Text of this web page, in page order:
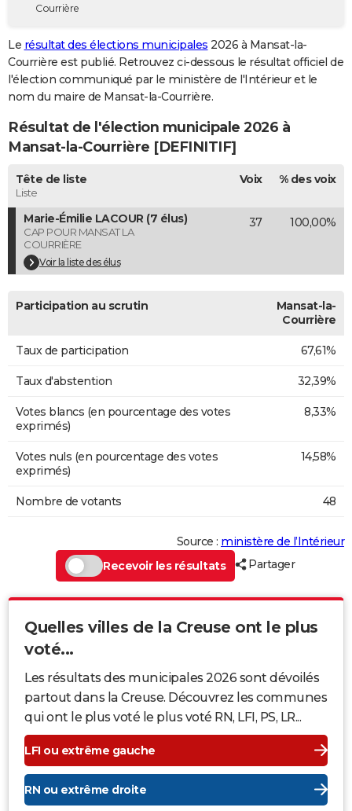
Destinations
City break
Voyage nature
Voyage de noces
Forum
GUIDES D'ACHAT
BONS PLANS
Carte de Noël
Carte Bonne année
Carte Saint-Valentin
Carte Pâques
Carte d'anniversaire
DICTIONNAIRE
Dictionnaire
Biographies
Citations
Expressions
Proverbes
PROGRAMME TV
COPAINS D'AVANT
S'inscrire
Se connecter
Lycées
Collèges
Primaires
Universités
Entreprises
Service militaire
Avis de recherche
AVIS DE DÉCÈS
FORUM
Bricolage
Lifestyle
Culture
Sport
Auto
Television
Voyage
Cinema
Courrière
Le résultat des élections municipales 2026 à Mansat-la-
Courrière est publié. Retrouvez ci-dessous le résultat officiel de
l'élection communiqué par le ministère de l'Intérieur et le
nom du maire de Mansat-la-Courrière.
Résultat de l'élection municipale 2026 à
Mansat-la-Courrière [DEFINITIF]
Tête de liste
Liste
Voix % des voix
Marie-Émilie LACOUR (7 élus)
CAP POUR MANSAT LA
COURRIÈRE
Voir la liste des élus
37 100,00%
Participation au scrutin
Mansat-la-
Courrière
Taux de participation 67,61%
Taux d'abstention 32,39%
Votes blancs (en pourcentage des votes
exprimés)
8,33%
Votes nuls (en pourcentage des votes
exprimés)
14,58%
Nombre de votants 48
Source : ministère de l’Intérieur
Recevoir les résultats
Partager
Quelles villes de la Creuse ont le plus
voté...
Les résultats des municipales 2026 sont dévoilés
partout dans la Creuse. Découvrez les communes
qui ont le plus voté le plus voté RN, LFI, PS, LR...
LFI ou extrême gauche
RN ou extrême droite